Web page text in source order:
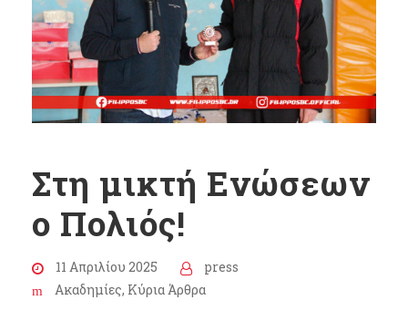
Στη μικτή Ενώσεων
ο Πολιός!
11 Απριλίου 2025
press
Ακαδημίες, Κύρια Άρθρα